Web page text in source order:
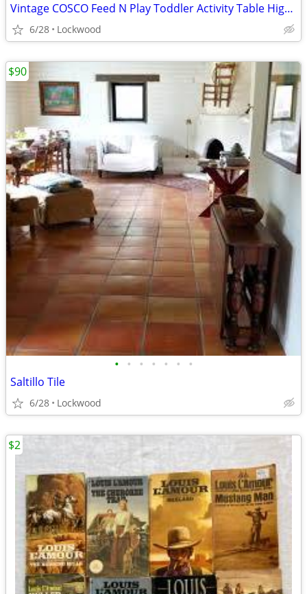
Vintage COSCO Feed N Play Toddler Activity Table High Chair
6/28 Lockwood
• • • • • • •
Saltillo Tile
6/28 Lockwood
$90
$2